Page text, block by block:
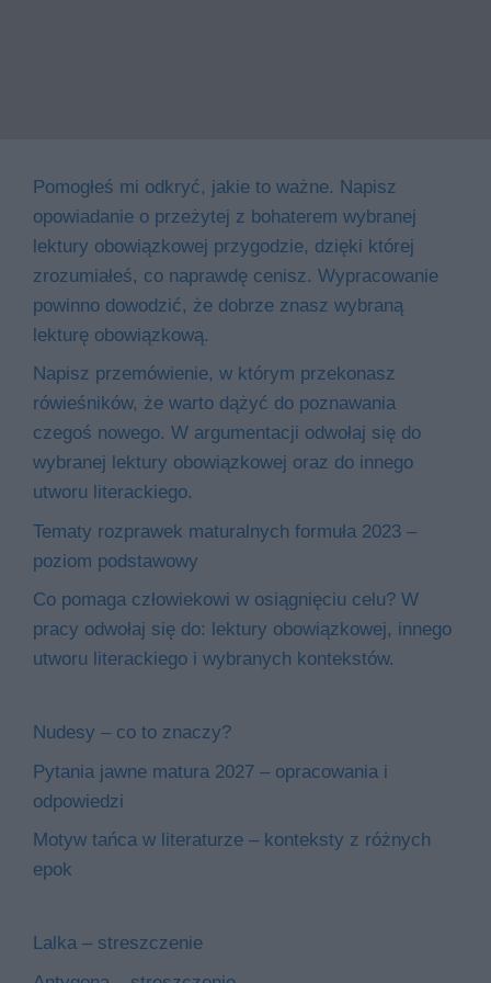
Pomogłeś mi odkryć, jakie to ważne. Napisz
opowiadanie o przeżytej z bohaterem wybranej
lektury obowiązkowej przygodzie, dzięki której
zrozumiałeś, co naprawdę cenisz. Wypracowanie
powinno dowodzić, że dobrze znasz wybraną
lekturę obowiązkową.
Napisz przemówienie, w którym przekonasz
rówieśników, że warto dążyć do poznawania
czegoś nowego. W argumentacji odwołaj się do
wybranej lektury obowiązkowej oraz do innego
utworu literackiego.
Tematy rozprawek maturalnych formuła 2023 –
poziom podstawowy
Co pomaga człowiekowi w osiągnięciu celu? W
pracy odwołaj się do: lektury obowiązkowej, innego
utworu literackiego i wybranych kontekstów.
Nudesy – co to znaczy?
Pytania jawne matura 2027 – opracowania i
odpowiedzi
Motyw tańca w literaturze – konteksty z różnych
epok
Lalka – streszczenie